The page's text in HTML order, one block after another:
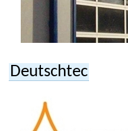
Deutschtec